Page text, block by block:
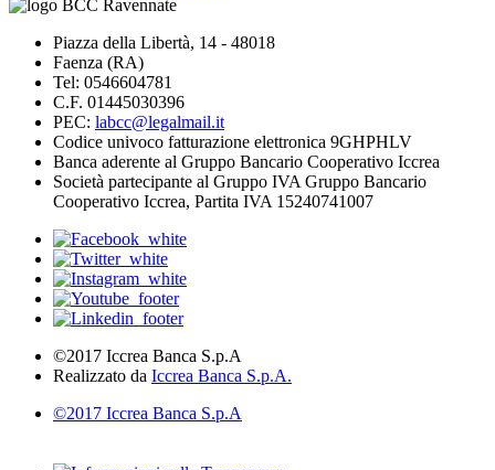
Piazza della Libertà, 14 - 48018
Faenza (RA)
Tel: 0546604781
C.F. 01445030396
PEC: labcc@legalmail.it
Codice univoco fatturazione elettronica 9GHPHLV
Banca aderente al Gruppo Bancario Cooperativo Iccrea
Società partecipante al Gruppo IVA Gruppo Bancario
Cooperativo Iccrea, Partita IVA 15240741007
©2017 Iccrea Banca S.p.A
Realizzato da Iccrea Banca S.p.A.
©2017 Iccrea Banca S.p.A